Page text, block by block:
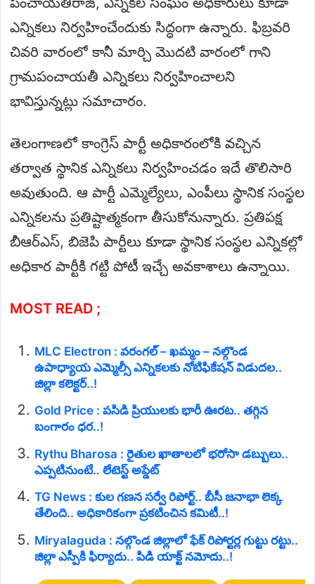
ఎన్నికలు నిర్వహించేందుకు సిద్ధంగా ఉన్నారు. ఫిబ్రవరి
చివరి వారంలో కానీ మార్చి మొదటి వారంలో గాని
గ్రామపంచాయతీ ఎన్నికలు నిర్వహించాలని
భావిస్తున్నట్లు సమాచారం.
తెలంగాణలో కాంగ్రెస్ పార్టీ అధికారంలోకి వచ్చిన
తర్వాత స్థానిక ఎన్నికలు నిర్వహించడం ఇదే తొలిసారి
అవుతుంది. ఆ పార్టీ ఎమ్మెల్యేలు, ఎంపీలు స్థానిక సంస్థల
ఎన్నికలను ప్రతిష్టాత్మకంగా తీసుకోనున్నారు. ప్రతిపక్ష
బీఆర్ఎస్, బిజెపి పార్టీలు కూడా స్థానిక సంస్థల ఎన్నికల్లో
అధికార పార్టీకి గట్టి పోటీ ఇచ్చే అవకాశాలు ఉన్నాయి.
MOST READ ;
MLC Electron : వరంగల్ – ఖమ్మం – నల్గొండ
ఉపాధ్యాయ ఎమ్మెల్సీ ఎన్నికలకు నోటిఫికేషన్ విడుదల..
జిల్లా కలెక్టర్..!
Gold Price : పసిడి ప్రియులకు భారీ ఊరట.. తగ్గిన
బంగారం ధర..!
Rythu Bharosa : రైతుల ఖాతాలలో భరోసా డబ్బులు..
ఎప్పటినుంటే.. లేటెస్ట్ అప్డేట్
TG News : కుల గణన సర్వే రిపోర్ట్.. బీసీ జనాభా లెక్క
తేలింది.. అధికారికంగా ప్రకటించిన కమిటీ..!
Miryalaguda : నల్గొండ జిల్లాలో ఫేక్ రిపోర్టర్ల గుట్టు రట్టు..
జిల్లా ఎస్పీకి ఫిర్యాదు.. పిడి యాక్ట్ నమోదు..!